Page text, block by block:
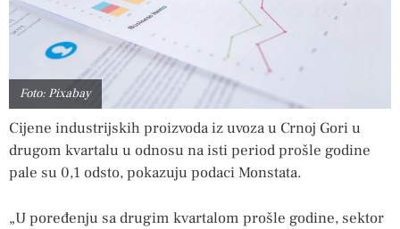
Foto: Pixabay
Cijene industrijskih proizvoda iz uvoza u Crnoj Gori u
drugom kvartalu u odnosu na isti period prošle godine
pale su 0,1 odsto, pokazuju podaci Monstata.
„U poređenju sa drugim kvartalom prošle godine, sektor